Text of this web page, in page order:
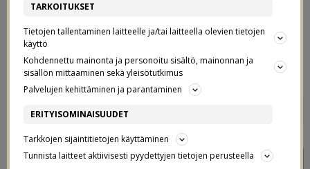
MAKARONILAATIKKOHAASTE
TARKOITUKSET
Tietojen tallentaminen laitteelle ja/tai laitteella olevien tietojen
käyttö
Kohdennettu mainonta ja personoitu sisältö, mainonnan ja
sisällön mittaaminen sekä yleisötutkimus
Palvelujen kehittäminen ja parantaminen
ERITYISOMINAISUUDET
Tarkkojen sijaintitietojen käyttäminen
Tunnista laitteet aktiivisesti pyydettyjen tietojen perusteella